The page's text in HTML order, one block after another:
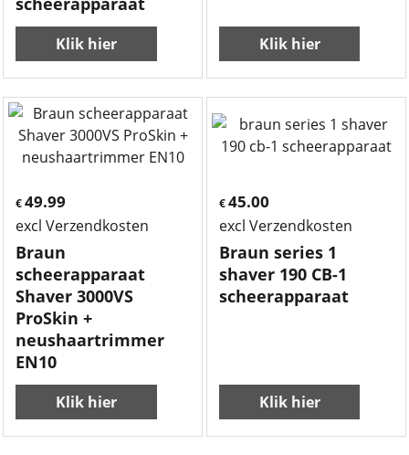
Klik hier Klik hier
€ 49.99
excl Verzendkosten
Braun
scheerapparaat
Shaver 3000VS
ProSkin +
neushaartrimmer
EN10
Klik hier
€45.00
excl Verzendkosten
Braun series 1
shaver 190 CB-1
scheerapparaat
Klik hier